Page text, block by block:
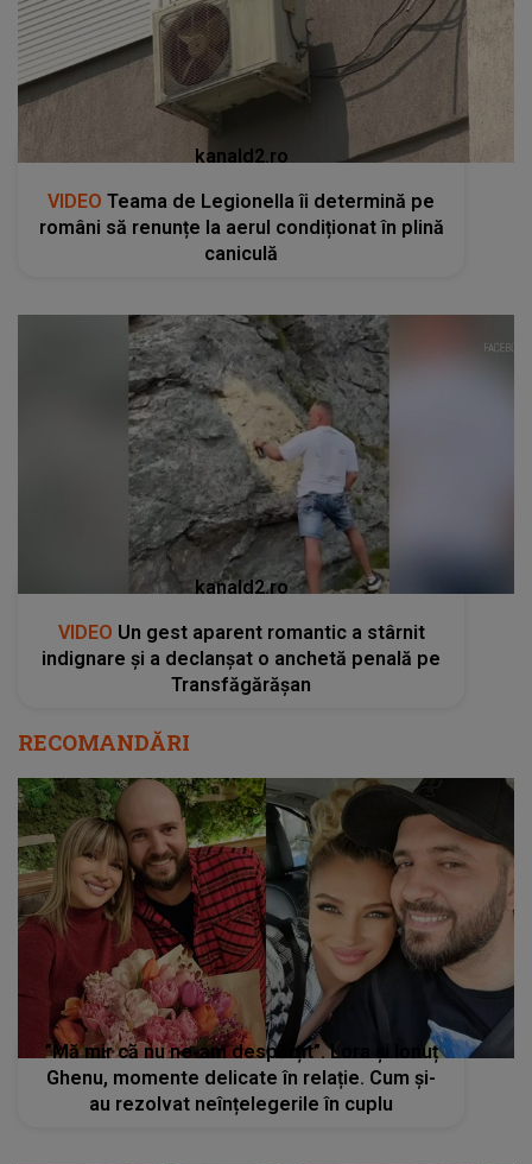
kanald2.ro
VIDEO Teama de Legionella îi determină pe
români să renunțe la aerul condiționat în plină
caniculă
kanald2.ro
VIDEO Un gest aparent romantic a stârnit
indignare și a declanșat o anchetă penală pe
Transfăgărășan
RECOMANDĂRI
”Mă mir că nu ne-am despărțit”. Lora și Ionuț
Ghenu, momente delicate în relație. Cum și-
au rezolvat neînțelegerile în cuplu